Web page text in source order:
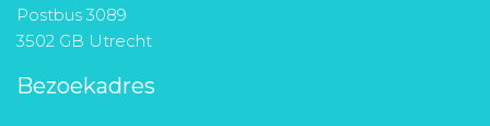
Postbus 3089
3502 GB Utrecht
Bezoekadres